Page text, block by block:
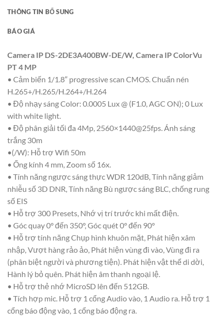
THÔNG TIN BỔ SUNG
BÁO GIÁ
Camera IP DS-2DE3A400BW-DE/W, Camera IP ColorVu
PT 4 MP
• Cảm biến 1/1.8″ progressive scan CMOS. Chuẩn nén
H.265+/H.265/H.264+/H.264
• Độ nhạy sáng Color: 0.0005 Lux @ (F1.0, AGC ON); 0 Lux
with white light.
• Độ phân giải tối đa 4Mp, 2560×1440@25fps. Ánh sáng
trắng 30m
•(/W): Hỗ trợ Wifi 50m
• Ống kính 4 mm, Zoom số 16x.
• Tính năng ngược sáng thực WDR 120dB, Tính năng giảm
nhiễu số 3D DNR, Tính năng Bù ngược sáng BLC, chống rung
số EIS
• Hỗ trợ 300 Presets, Nhớ vị trí trước khi mất điện.
• Góc quay 0° đến 350°, Góc quét 0° đến 90°
• Hỗ trợ tính năng Chụp hình khuôn mặt, Phát hiện xâm
nhập, Vượt hàng rảo ảo, Phát hiện vùng đi vào, Vùng đi ra
(phân biệt người và phương tiện). Phát hiện vật thể di dời,
Hành lý bỏ quên. Phát hiện âm thanh ngoại lệ.
• Hỗ trợ thẻ nhớ MicroSD lên đến 512GB.
• Tích hợp mic. Hỗ trợ 1 cổng Audio vào, 1 Audio ra. Hỗ trợ 1
cổng báo động vào, 1 cổng báo động ra.